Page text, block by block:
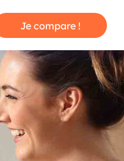
Je compare !